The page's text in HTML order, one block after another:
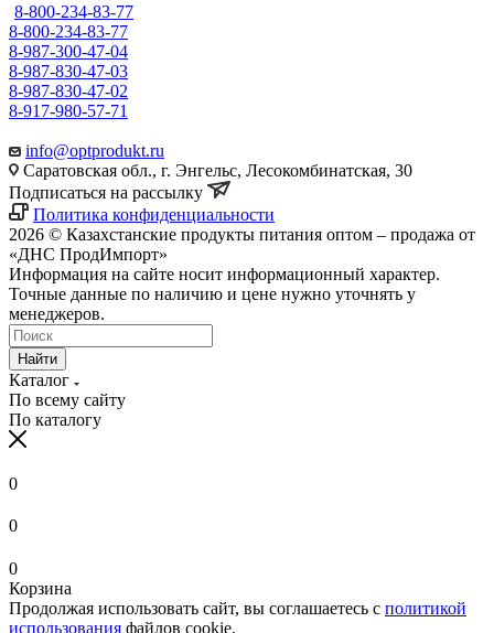
8-800-234-83-77
8-800-234-83-77
8-987-300-47-04
8-987-830-47-03
8-987-830-47-02
8-917-980-57-71
info@optprodukt.ru
Саратовская обл., г. Энгельс, Лесокомбинатская, 30
Подписаться на рассылку
Политика конфиденциальности
2026 © Казахстанские продукты питания оптом – продажа от
«ДНС ПродИмпорт»
Информация на сайте носит информационный характер.
Точные данные по наличию и цене нужно уточнять у
менеджеров.
Найти
Каталог
По всему сайту
По каталогу
0
0
0
Корзина
Продолжая использовать сайт, вы соглашаетесь с политикой
использования файлов cookie.